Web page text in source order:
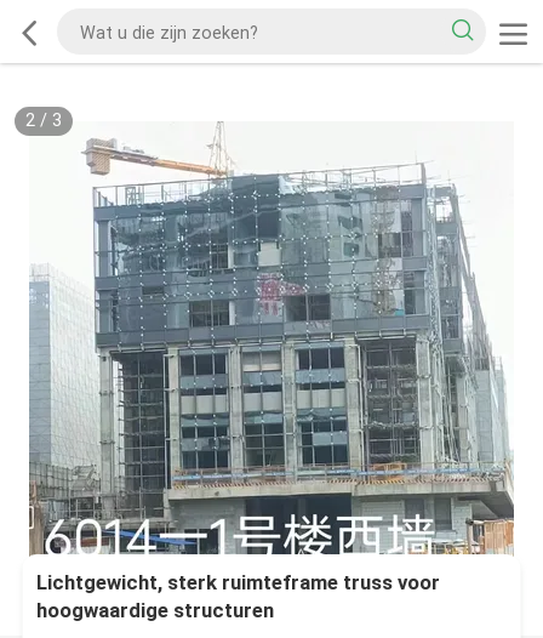
2/ 3
Lichtgewicht, sterk ruimteframe truss voor
hoogwaardige structuren